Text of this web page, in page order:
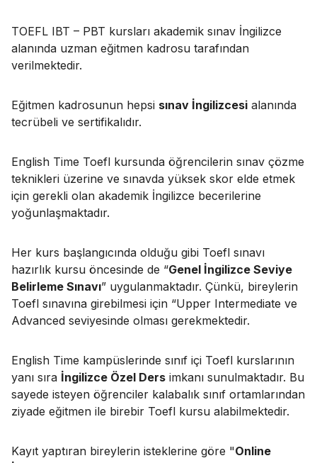
TOEFL IBT – PBT kursları akademik sınav İngilizce
alanında uzman eğitmen kadrosu tarafından
verilmektedir.
Eğitmen kadrosunun hepsi sınav İngilizcesi alanında
tecrübeli ve sertifikalıdır.
English Time Toefl kursunda öğrencilerin sınav çözme
teknikleri üzerine ve sınavda yüksek skor elde etmek
için gerekli olan akademik İngilizce becerilerine
yoğunlaşmaktadır.
Her kurs başlangıcında olduğu gibi Toefl sınavı
hazırlık kursu öncesinde de “Genel İngilizce Seviye
Belirleme Sınavı” uygulanmaktadır. Çünkü, bireylerin
Toefl sınavına girebilmesi için “Upper Intermediate ve
Advanced seviyesinde olması gerekmektedir.
English Time kampüslerinde sınıf içi Toefl kurslarının
yanı sıra İngilizce Özel Ders imkanı sunulmaktadır. Bu
sayede isteyen öğrenciler kalabalık sınıf ortamlarından
ziyade eğitmen ile birebir Toefl kursu alabilmektedir.
Kayıt yaptıran bireylerin isteklerine göre "Online